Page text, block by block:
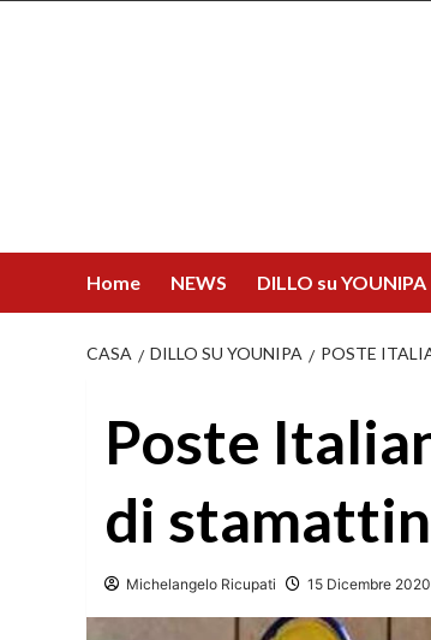
Home NEWS DILLO su YOUNIPA
CASA DILLO SU YOUNIPA POSTE
Poste
di
Michelangelo Ricupati 15 Dicembre 2020